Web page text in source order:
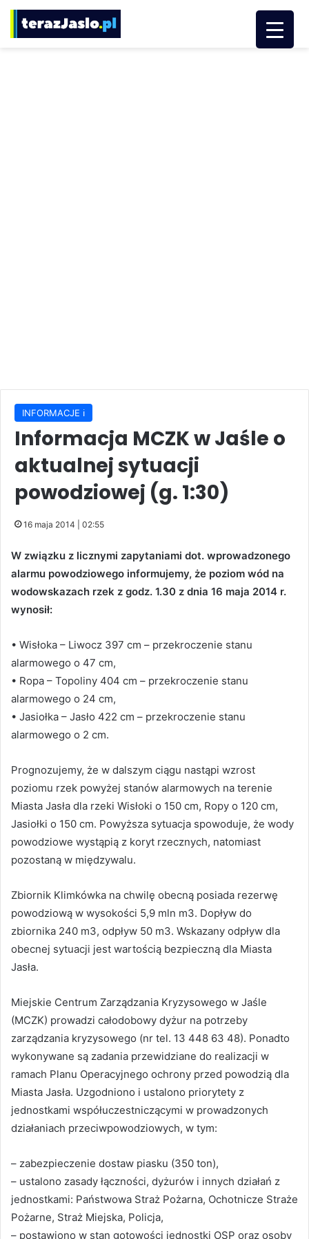
INFORMACJE ℹ️
Informacja MCZK w Jaśle o
aktualnej sytuacji
powodziowej (g. 1:30)
16 maja 2014 | 02:55
W związku z licznymi zapytaniami dot. wprowadzonego
alarmu powodziowego informujemy, że poziom wód na
wodowskazach rzek z godz. 1.30 z dnia 16 maja 2014 r.
wynosił:
• Wisłoka – Liwocz 397 cm – przekroczenie stanu
alarmowego o 47 cm,
• Ropa – Topoliny 404 cm – przekroczenie stanu
alarmowego o 24 cm,
• Jasiołka – Jasło 422 cm – przekroczenie stanu
alarmowego o 2 cm.
Prognozujemy, że w dalszym ciągu nastąpi wzrost
poziomu rzek powyżej stanów alarmowych na terenie
Miasta Jasła dla rzeki Wisłoki o 150 cm, Ropy o 120 cm,
Jasiołki o 150 cm. Powyższa sytuacja spowoduje, że wody
powodziowe wystąpią z koryt rzecznych, natomiast
pozostaną w międzywalu.
Zbiornik Klimkówka na chwilę obecną posiada rezerwę
powodziową w wysokości 5,9 mln m3. Dopływ do
zbiornika 240 m3, odpływ 50 m3. Wskazany odpływ dla
obecnej sytuacji jest wartością bezpieczną dla Miasta
Jasła.
Miejskie Centrum Zarządzania Kryzysowego w Jaśle
(MCZK) prowadzi całodobowy dyżur na potrzeby
zarządzania kryzysowego (nr tel. 13 448 63 48). Ponadto
wykonywane są zadania przewidziane do realizacji w
ramach Planu Operacyjnego ochrony przed powodzią dla
Miasta Jasła. Uzgodniono i ustalono priorytety z
jednostkami współuczestniczącymi w prowadzonych
działaniach przeciwpowodziowych, w tym:
– zabezpieczenie dostaw piasku (350 ton),
– ustalono zasady łączności, dyżurów i innych działań z
jednostkami: Państwowa Straż Pożarna, Ochotnicze Straże
Pożarne, Straż Miejska, Policja,
– postawiono w stan gotowości jednostki OSP oraz osoby